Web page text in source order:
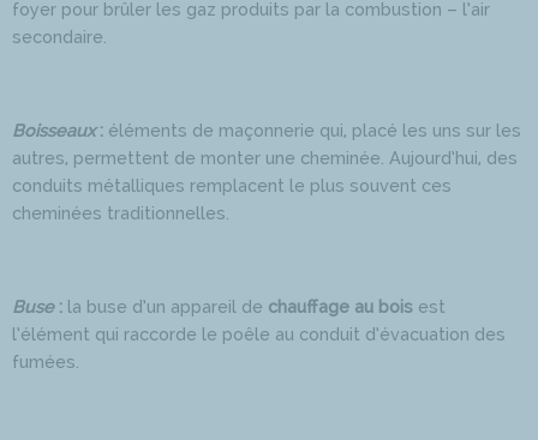
foyer pour brûler les gaz produits par la combustion – l’air
secondaire.
Boisseaux: éléments de maçonnerie qui, placé les uns sur les
autres, permettent de monter une cheminée. Aujourd’hui, des
conduits métalliques remplacent le plus souvent ces
cheminées traditionnelles.
Buse : la buse d’un appareil de chauffage au bois est
l’élément qui raccorde le poêle au conduit d’évacuation des
fumées.